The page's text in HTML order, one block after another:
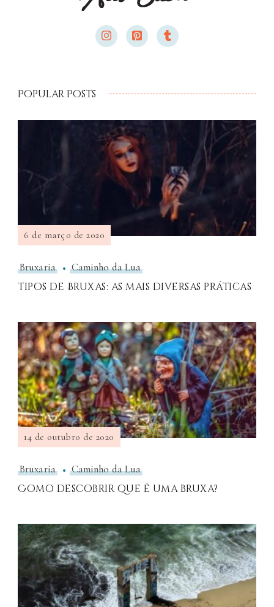
Popular Posts
Bruxaria Caminho da Lua
Tipos de Bruxas: as mais diversas práticas
6 de março de 2020
Bruxaria Caminho da Lua
Como descobrir que é uma bruxa?
14 de outubro de 2020